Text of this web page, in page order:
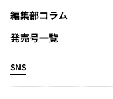
編集部コラム
発売号一覧
SNS